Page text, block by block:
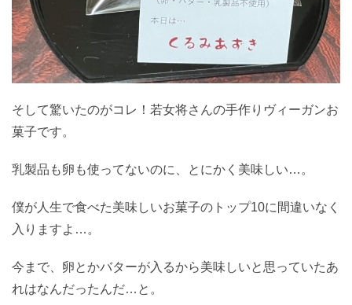
そして驚いたのがコレ！若女将さんの手作りヴィーガンお
菓子です。
乳製品も卵も使ってないのに、とにかく美味しい…。
僕が人生で食べた美味しいお菓子のトップ10に間違いなく
入りますよ…。
今まで、卵とかバターが入るから美味しいと思っていたあ
れはなんだったんだ…と。